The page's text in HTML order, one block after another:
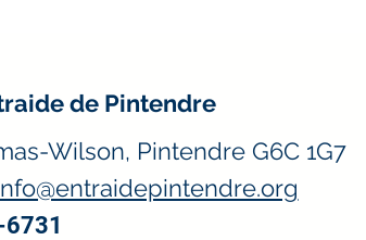
de Pintendre
Wilson, Pintendre G6C 1G7